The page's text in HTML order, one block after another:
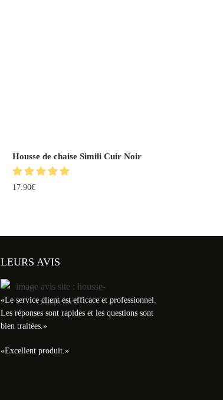
Housse de chaise Simili Cuir Noir
17.90€
LEURS AVIS
«Le service client est efficace et professionnel.
Les réponses sont rapides et les questions sont
bien traitées.»
«Excellent produit.»